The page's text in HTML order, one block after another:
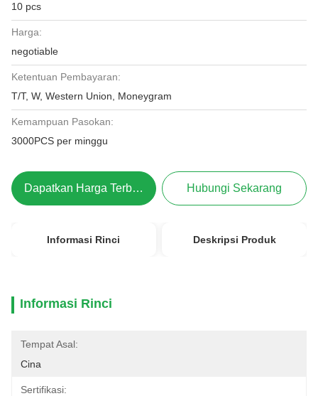
10 pcs
Harga:
negotiable
Ketentuan Pembayaran:
T/T, W, Western Union, Moneygram
Kemampuan Pasokan:
3000PCS per minggu
Dapatkan Harga Terbaik Hubungi Sekarang
Informasi Rinci Deskripsi Produk
Informasi Rinci
Tempat Asal:
Cina
Sertifikasi: